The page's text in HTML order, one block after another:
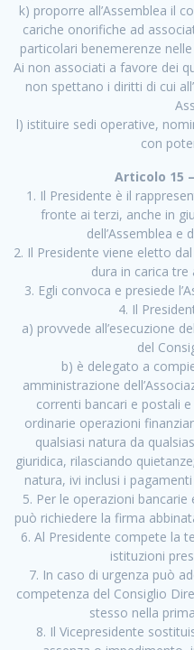
k) proporre all’Assemblea il
cariche onorifiche ad
particolari benemerenze
Ai non associati a favore dei
non spettano i diritti di cui
l) istituire sedi operative,
con
Articolo 15 –
1. Il Presidente è il
fronte ai terzi, anche in
dell’Assemblea e
2. Il Presidente viene eletto
dura in carica tre
3. Egli convoca e presiede
4. Il
a) provvede all’esecuzione
del
b) è delegato a
amministrazione
correnti bancari e postali
ordinarie operazioni
qualsiasi natura da
giuridica, rilasciando
natura, ivi inclusi i
5. Per le operazioni
può richiedere la firma
6. Al Presidente compete la
istituzioni
7. In caso di urgenza può
competenza del Consiglio
stesso nella
8. Il Vicepresidente